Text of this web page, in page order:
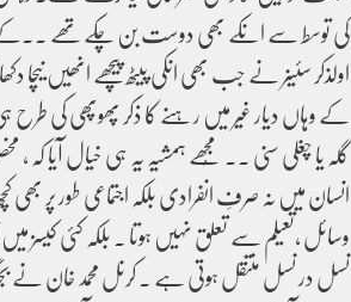
کی توسط سے انکے بھی دوست بن چکےتھے ۔۔کے
اولذکر سئینر نے جب بھی انکی پیٹھ پیچھے انھیں
کے وہاں دیار غیر میں رہنے کا ذکر پھوپھی
گلہ یا چغلی سنی ۔۔ مُجھے ہمشیہ یہ ہی خیال آیا
انسان میں نہ صرفِ انفرادی بلکہ اجتماعی طور پر بھی
وسائل ،تعیلم سے تعلق نہیں ہوتا ۔ بلکہ کئی
نسل در نسل منتقل ہوتی ہے ۔ کرنل محمد خان
ویڈیوز